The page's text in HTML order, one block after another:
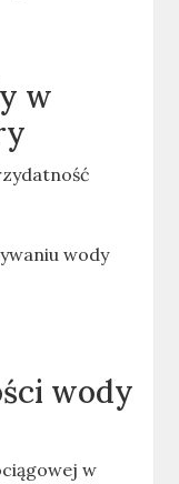
w
wody
wody
w